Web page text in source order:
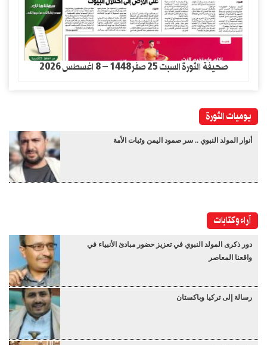
صحيفة الثورة السبت 25 صفر1448 – 8 اغسطس 2026
يوميات الثورة
أنوار المولد النبوي .. سر صمود اليمن وثبات الأمة
آراء وكتابات
دور ذكرى المولد النبوي في تعزيز حضور مبادئ الأنبياء في
واقعنا المعاصر
رسالة إلى تركيا وباكستان